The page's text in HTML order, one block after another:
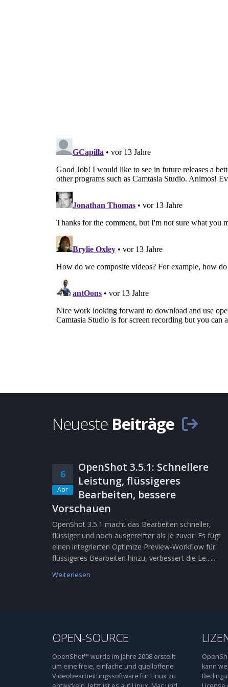
Neueste Beiträge
6
Apr
OpenShot 3.5.1: Schnellere
Leistung, flüssigeres
Bearbeiten, bessere
Vorschauen
OpenShot 3.5.1 macht das Bearbeiten schneller,
flüssiger und noch ausgereifter als je zuvor. Es fügt
einen integrierten Optimize Preview-Workflow für
flüssigeres Bearbeiten hinzu, verbessert die Le......
Weiterlesen
OPEN-SOURCE
OpenShot™ wurde im Jahre 2008 erstellt
um eine freie, einfache und quelloffene
Videobearbeitungssoftware für Linux zu
kann